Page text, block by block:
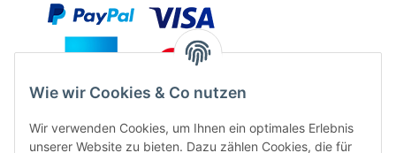
Wie wir Cookies & Co nutzen
Wir verwenden Cookies, um Ihnen ein optimales Erlebnis
unserer Website zu bieten. Dazu zählen Cookies, die für